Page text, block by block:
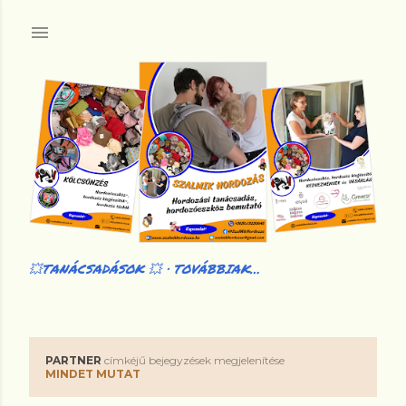
💥TANÁCSADÁSOK 💥 TOVÁBBIAK…
PARTNER címkéjű bejegyzések megjelenítése
MINDET MUTAT